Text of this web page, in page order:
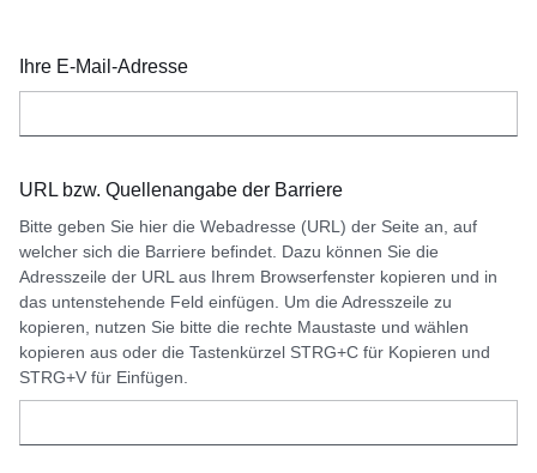
Ihre E-Mail-Adresse
URL bzw. Quellenangabe der Barriere
Bitte geben Sie hier die Webadresse (URL) der Seite an, auf
welcher sich die Barriere befindet. Dazu können Sie die
Adresszeile der URL aus Ihrem Browserfenster kopieren und in
das untenstehende Feld einfügen. Um die Adresszeile zu
kopieren, nutzen Sie bitte die rechte Maustaste und wählen
kopieren aus oder die Tastenkürzel STRG+C für Kopieren und
STRG+V für Einfügen.